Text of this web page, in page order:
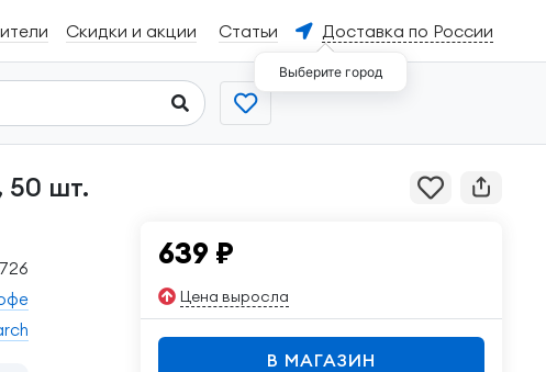
Скидки и акции Статьи Доставка по России
Выберите город
50 шт.
639 ₽
Цена выросла
В МАГАЗИН